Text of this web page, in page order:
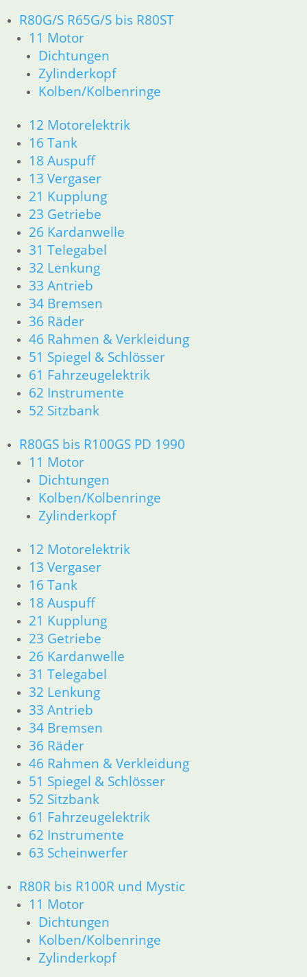
R80G/S R65G/S bis R80ST
11 Motor
Dichtungen
Zylinderkopf
Kolben/Kolbenringe
12 Motorelektrik
16 Tank
18 Auspuff
13 Vergaser
21 Kupplung
23 Getriebe
26 Kardanwelle
31 Telegabel
32 Lenkung
33 Antrieb
34 Bremsen
36 Räder
46 Rahmen & Verkleidung
51 Spiegel & Schlösser
61 Fahrzeugelektrik
62 Instrumente
52 Sitzbank
R80GS bis R100GS PD 1990
11 Motor
Dichtungen
Kolben/Kolbenringe
Zylinderkopf
12 Motorelektrik
13 Vergaser
16 Tank
18 Auspuff
21 Kupplung
23 Getriebe
26 Kardanwelle
31 Telegabel
32 Lenkung
33 Antrieb
34 Bremsen
36 Räder
46 Rahmen & Verkleidung
51 Spiegel & Schlösser
52 Sitzbank
61 Fahrzeugelektrik
62 Instrumente
63 Scheinwerfer
R80R bis R100R und Mystic
11 Motor
Dichtungen
Kolben/Kolbenringe
Zylinderkopf
62 Instrumente
63 Scheinwerfer
R65 R80 Monolever R100 RS/RT Monolever ab 1984
11 Motor
Dichtungen
Zylinderkopf
12 Motorelektrik
13 Vergaser
16 Tank
18 Auspuff
21 Kupplung
23 Getriebe
26 Kardanwelle
31 Telegabel
32 Lenkung
33 Antrieb
34 Bremsen
36 Räder
46 Rahmen & Verkleidung
51 Spiegel & Schlösser
52 Sitzbank
61 Fahrzeugelektrik
62 Instrumente
R45 & R65LS
11 Motor
Zylinderkopf
Kolben/Kolbenringe
12 Motorelektrik
13 Vergaser
16 Tank
21 Kupplung
23 Getriebe
34 Bremsen
36 Räder
46 Rahmen & Verkleidung
51 Spiegel & Schlösser
52 Sitzbank
61 Fahrzeugelektrik
62 Instrumente
63 Scheinwerfer
R80GS ab 1991 bis R100GS PD R80 Basic
11 Motor
Dichtungen
Zylinderkopf
Kolben/Kolbenringe
12 Motorelektrik
13 Vergaser
16 Tank
18 Auspuff
21 Kupplung
23 Getriebe
26 Kardanwelle
32 Lenkung
33 Antrieb
36 Räder
34 Bremsen